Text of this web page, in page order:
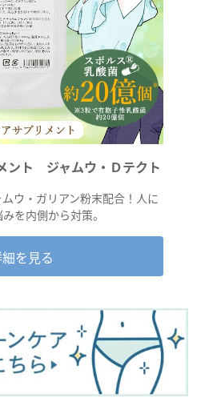
ント ジャムウ・Ｄテクト
ウ・ガリアン粉末配合！人に
を内側から対策。
を見る